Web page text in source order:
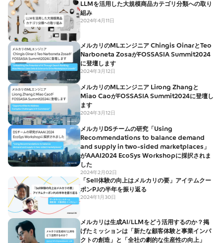
LLMを活用した大規模商品カテゴリ分類への取り
組み
2024年4月11日
メルカリのMLエンジニア Chingis OinarとTeo
Narboneta ZosaがFOSSASIA Summit2024
に登壇します
2024年3月12日
メルカリのMLエンジニア Lirong Zhangと
Miao CaoがFOSSASIA Summit2024に登壇し
ます
2024年3月12日
メルカリDSチームの研究「Using
Recommendations to balance demand
and supply in two-sided marketplaces」
がAAAI2024 EcoSys Workshopに採択されま
した
2024年2月02日
「Sell体験の向上はメルカリの要」アイテムクー
ポンPJの半年を振り返る
2024年1月30日
メルカリは生成AI/LLMをどう活用するのか？掲
げたミッションは「新たな顧客体験と事業インパ
クトの創造」と「全社の劇的な生産性の向上」